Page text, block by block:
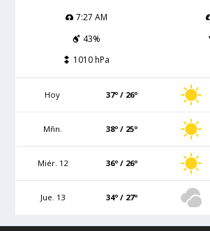
7:27 AM
43%
1010 hPa
Hoy 37º / 26º
Mñn. 38º / 25º
Miér. 12 36º / 26º
Jue. 13 34º / 27º